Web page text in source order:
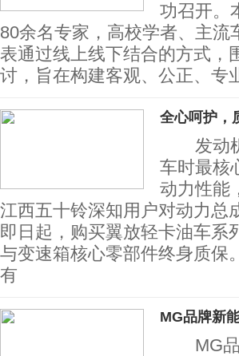
功召开。
80余名专家，高校学者、主
表通过线上线下结合的方式，
讨，旨在构建客观、公正、专
全心呵护，
发动机
车时最核
动力性能
江西五十铃深知用户对动力总
即日起，购买翼放轻卡油车系
与变速箱核心零部件终身质
有
MG品牌新
MG品